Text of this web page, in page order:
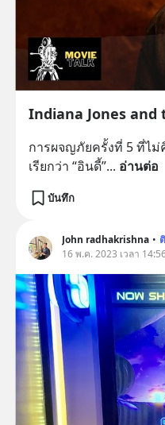
Indiana Jones
การผจญภัยครั้งที่ 5 ที่ไ
เรียกว่า “อินดี้”... อ่านต่อ
บันทึก
John radhakrishna •
16 พ.ค. 2023 เวลา